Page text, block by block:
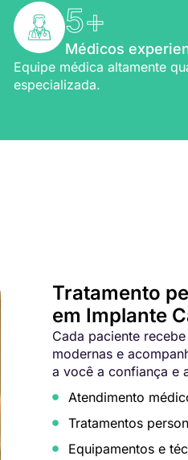
5+
Médicos
Equipe médica altamente
especializada.
Tratamento
em Implante
Cada paciente
modernas e
a você a confiança e
Atendimento
Tratamentos
Equipamentos e